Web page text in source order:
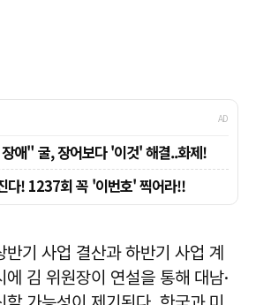
기 사업 결산과 하반기 사업 계
김 위원장이 연설을 통해 대남·